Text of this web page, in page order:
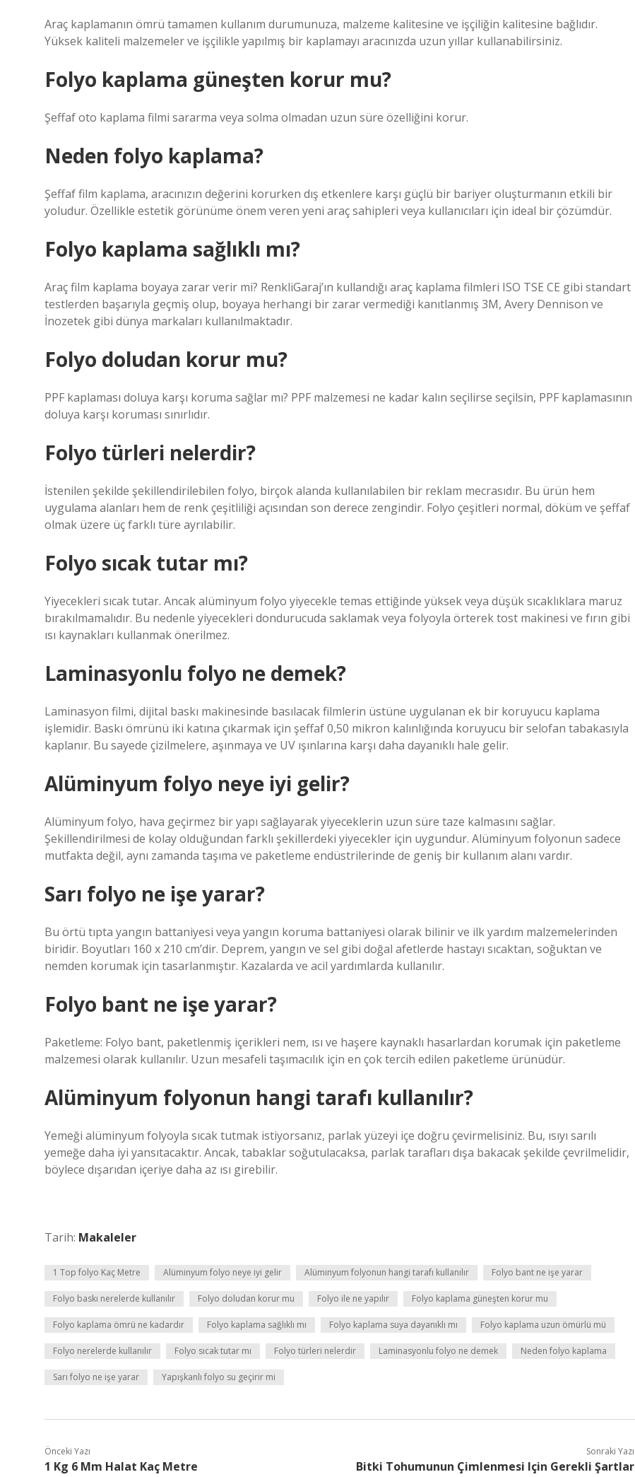
Araç kaplamanın ömrü tamamen kullanım durumunuza, malzeme kalitesine ve işçiliğin kalitesine bağlıdır.
Yüksek kaliteli malzemeler ve işçilikle yapılmış bir kaplamayı aracınızda uzun yıllar kullanabilirsiniz.
Folyo kaplama güneşten korur mu?
Şeffaf oto kaplama filmi sararma veya solma olmadan uzun süre özelliğini korur.
Neden folyo kaplama?
Şeffaf film kaplama, aracınızın değerini korurken dış etkenlere karşı güçlü bir bariyer oluşturmanın etkili bir
yoludur. Özellikle estetik görünüme önem veren yeni araç sahipleri veya kullanıcıları için ideal bir çözümdür.
Folyo kaplama sağlıklı mı?
Araç film kaplama boyaya zarar verir mi? RenkliGaraj’ın kullandığı araç kaplama filmleri ISO TSE CE gibi standart
testlerden başarıyla geçmiş olup, boyaya herhangi bir zarar vermediği kanıtlanmış 3M, Avery Dennison ve
İnozetek gibi dünya markaları kullanılmaktadır.
Folyo doludan korur mu?
PPF kaplaması doluya karşı koruma sağlar mı? PPF malzemesi ne kadar kalın seçilirse seçilsin, PPF kaplamasının
doluya karşı koruması sınırlıdır.
Folyo türleri nelerdir?
İstenilen şekilde şekillendirilebilen folyo, birçok alanda kullanılabilen bir reklam mecrasıdır. Bu ürün hem
uygulama alanları hem de renk çeşitliliği açısından son derece zengindir. Folyo çeşitleri normal, döküm ve şeffaf
olmak üzere üç farklı türe ayrılabilir.
Folyo sıcak tutar mı?
Yiyecekleri sıcak tutar. Ancak alüminyum folyo yiyecekle temas ettiğinde yüksek veya düşük sıcaklıklara maruz
bırakılmamalıdır. Bu nedenle yiyecekleri dondurucuda saklamak veya folyoyla örterek tost makinesi ve fırın gibi
ısı kaynakları kullanmak önerilmez.
Laminasyonlu folyo ne demek?
Laminasyon filmi, dijital baskı makinesinde basılacak filmlerin üstüne uygulanan ek bir koruyucu kaplama
işlemidir. Baskı ömrünü iki katına çıkarmak için şeffaf 0,50 mikron kalınlığında koruyucu bir selofan tabakasıyla
kaplanır. Bu sayede çizilmelere, aşınmaya ve UV ışınlarına karşı daha dayanıklı hale gelir.
Alüminyum folyo neye iyi gelir?
Alüminyum folyo, hava geçirmez bir yapı sağlayarak yiyeceklerin uzun süre taze kalmasını sağlar.
Şekillendirilmesi de kolay olduğundan farklı şekillerdeki yiyecekler için uygundur. Alüminyum folyonun sadece
mutfakta değil, aynı zamanda taşıma ve paketleme endüstrilerinde de geniş bir kullanım alanı vardır.
Sarı folyo ne işe yarar?
Bu örtü tıpta yangın battaniyesi veya yangın koruma battaniyesi olarak bilinir ve ilk yardım malzemelerinden
biridir. Boyutları 160 x 210 cm’dir. Deprem, yangın ve sel gibi doğal afetlerde hastayı sıcaktan, soğuktan ve
nemden korumak için tasarlanmıştır. Kazalarda ve acil yardımlarda kullanılır.
Folyo bant ne işe yarar?
Paketleme: Folyo bant, paketlenmiş içerikleri nem, ısı ve haşere kaynaklı hasarlardan korumak için paketleme
malzemesi olarak kullanılır. Uzun mesafeli taşımacılık için en çok tercih edilen paketleme ürünüdür.
Alüminyum folyonun hangi tarafı kullanılır?
Yemeği alüminyum folyoyla sıcak tutmak istiyorsanız, parlak yüzeyi içe doğru çevirmelisiniz. Bu, ısıyı sarılı
yemeğe daha iyi yansıtacaktır. Ancak, tabaklar soğutulacaksa, parlak tarafları dışa bakacak şekilde çevrilmelidir,
böylece dışarıdan içeriye daha az ısı girebilir.
Tarih: Makaleler
1 Top folyo Kaç Metre Alüminyum folyo neye iyi gelir Alüminyum folyonun hangi tarafı kullanılır Folyo bant ne işe yarar
Folyo baskı nerelerde kullanılır Folyo doludan korur mu Folyo ile ne yapılır Folyo kaplama güneşten korur mu
Folyo kaplama ömrü ne kadardır Folyo kaplama sağlıklı mı Folyo kaplama suya dayanıklı mı Folyo kaplama uzun ömürlü mü
Folyo nerelerde kullanılır Folyo sıcak tutar mı Folyo türleri nelerdir Laminasyonlu folyo ne demek Neden folyo kaplama
Sarı folyo ne işe yarar Yapışkanlı folyo su geçirir mi
Önceki Yazı
1 Kg 6 Mm Halat Kaç Metre
Sonraki Yazı
Bitki Tohumunun Çimlenmesi Için Gerekli Şartlar